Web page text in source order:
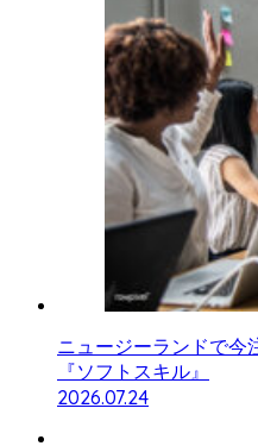
ニュージーランドで今
『ソフトスキル』
2026.07.24